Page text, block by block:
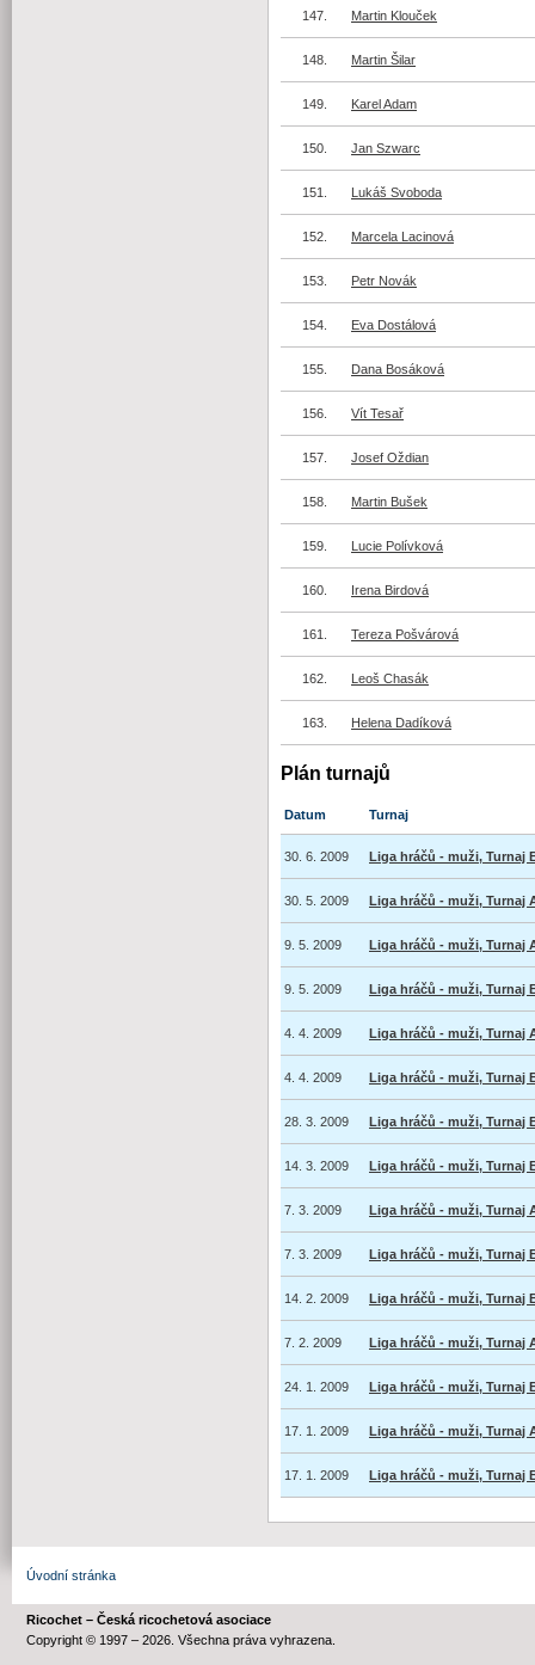
147. Martin Klouček
148. Martin Šilar
149. Karel Adam
150. Jan Szwarc
151. Lukáš Svoboda
152. Marcela Lacinová
153. Petr Novák
154. Eva Dostálová
155. Dana Bosáková
156. Vít Tesař
157. Josef Oždian
158. Martin Bušek
159. Lucie Polívková
160. Irena Birdová
161. Tereza Pošvárová
162. Leoš Chasák
163. Helena Dadíková
Plán turnajů
Datum Turnaj
30. 6. 2009 Liga hráčů - muži, Turnaj
30. 5. 2009 Liga hráčů - muži, Turnaj
9. 5. 2009 Liga hráčů - muži, Turnaj
9. 5. 2009 Liga hráčů - muži, Turnaj
4. 4. 2009 Liga hráčů - muži, Turnaj
4. 4. 2009 Liga hráčů - muži, Turnaj
28. 3. 2009 Liga hráčů - muži, Turnaj
14. 3. 2009 Liga hráčů - muži, Turnaj
7. 3. 2009 Liga hráčů - muži, Turnaj
7. 3. 2009 Liga hráčů - muži, Turnaj
14. 2. 2009 Liga hráčů - muži, Turnaj
7. 2. 2009 Liga hráčů - muži, Turnaj
24. 1. 2009 Liga hráčů - muži, Turnaj
17. 1. 2009 Liga hráčů - muži, Turnaj
17. 1. 2009 Liga hráčů - muži, Turnaj
Úvodní stránka
Ricochet – Česká ricochetová asociace
Copyright © 1997 – 2026. Všechna práva vyhrazena.